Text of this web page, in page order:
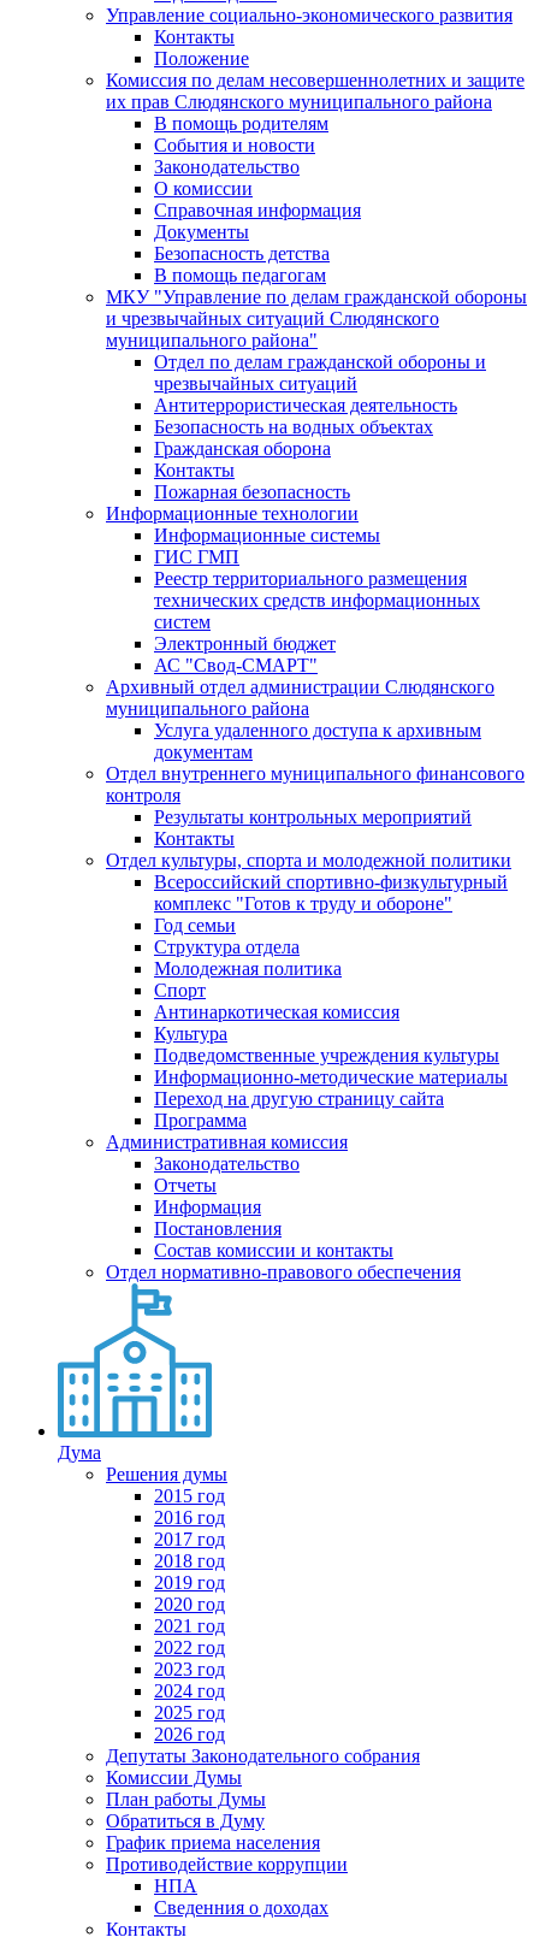
Управление социально-экономического развития
Контакты
Положение
Комиссия по делам несовершеннолетних и защите
их прав Слюдянского муниципального района
В помощь родителям
События и новости
Законодательство
О комиссии
Справочная информация
Документы
Безопасность детства
В помощь педагогам
МКУ "Управление по делам гражданской обороны
и чрезвычайных ситуаций Слюдянского
муниципального района"
Отдел по делам гражданской обороны и
чрезвычайных ситуаций
Антитеррористическая деятельность
Безопасность на водных объектах
Гражданская оборона
Контакты
Пожарная безопасность
Информационные технологии
Информационные системы
ГИС ГМП
Реестр территориального размещения
технических средств информационных
систем
Электронный бюджет
АС "Свод-СМАРТ"
Архивный отдел администрации Слюдянского
муниципального района
Услуга удаленного доступа к архивным
документам
Отдел внутреннего муниципального финансового
контроля
Результаты контрольных мероприятий
Контакты
Отдел культуры, спорта и молодежной политики
Всероссийский спортивно-физкультурный
комплекс "Готов к труду и обороне"
Год семьи
Структура отдела
Молодежная политика
Спорт
Антинаркотическая комиссия
Культура
Подведомственные учреждения культуры
Информационно-методические материалы
Переход на другую страницу сайта
Программа
Административная комиссия
Законодательство
Отчеты
Информация
Постановления
Состав комиссии и контакты
Отдел нормативно-правового обеспечения
Дума
Решения думы
2015 год
2016 год
2017 год
2018 год
2019 год
2020 год
2021 год
2022 год
2023 год
2024 год
2025 год
2026 год
Депутаты Законодательного собрания
Комиссии Думы
План работы Думы
Обратиться в Думу
График приема населения
Противодействие коррупции
НПА
Сведенния о доходах
Контакты